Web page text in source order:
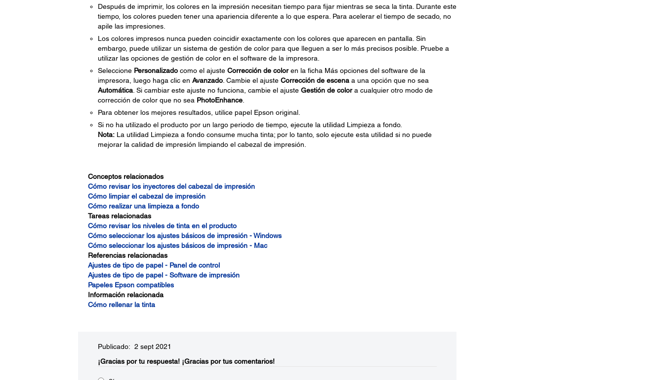
Después de imprimir, los colores en la impresión necesitan tiempo para fijar mientras se seca la tinta. Durante este
tiempo, los colores pueden tener una apariencia diferente a lo que espera. Para acelerar el tiempo de secado, no
apile las impresiones.
Los colores impresos nunca pueden coincidir exactamente con los colores que aparecen en pantalla. Sin
embargo, puede utilizar un sistema de gestión de color para que lleguen a ser lo más precisos posible. Pruebe a
utilizar las opciones de gestión de color en el software de la impresora.
Seleccione Personalizadocomo el ajuste Corrección de coloren la ficha Más opciones del software de la
impresora, luego haga clic en Avanzado. Cambie el ajuste Corrección de escenaa una opción que no sea
Automática. Si cambiar este ajuste no funciona, cambie el ajuste Gestión de colora cualquier otro modo de
corrección de color que no sea PhotoEnhance.
Para obtener los mejores resultados, utilice papel Epson original.
Si no ha utilizado el producto por un largo periodo de tiempo, ejecute la utilidad Limpieza a fondo.
Nota:La utilidad Limpieza a fondo consume mucha tinta; por lo tanto, solo ejecute esta utilidad si no puede
mejorar la calidad de impresión limpiando el cabezal de impresión.
Conceptos relacionados
Cómo revisar los inyectores del cabezal de impresión
Cómo limpiar el cabezal de impresión
Cómo realizar una limpieza a fondo
Tareas relacionadas
Cómo revisar los niveles de tinta en el producto
Cómo seleccionar los ajustes básicos de impresión - Windows
Cómo seleccionar los ajustes básicos de impresión - Mac
Referencias relacionadas
Ajustes de tipo de papel - Panel de control
Ajustes de tipo de papel - Software de impresión
Papeles Epson compatibles
Información relacionada
Cómo rellenar la tinta
Publicado: 2 sept 2021
¡Gracias por tu respuesta! ¡Gracias por tus comentarios!